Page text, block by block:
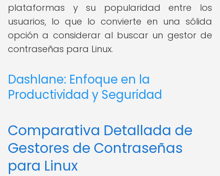
plataformas y su popularidad entre los
usuarios, lo que lo convierte en una sólida
opción a considerar al buscar un gestor de
contraseñas para Linux.
Dashlane: Enfoque en la
Productividad y Seguridad
Comparativa Detallada de
Gestores de Contraseñas
para Linux